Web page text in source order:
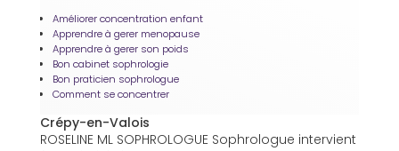
Améliorer concentration enfant
Apprendre à gerer menopause
Apprendre à gerer son poids
Bon cabinet sophrologie
Bon praticien sophrologue
Comment se concentrer
Crépy-en-Valois
ROSELINE ML SOPHROLOGUE Sophrologue intervient